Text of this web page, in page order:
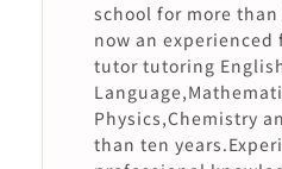
school for more
now an
tutor tutoring
Physics,Chemistry
than ten